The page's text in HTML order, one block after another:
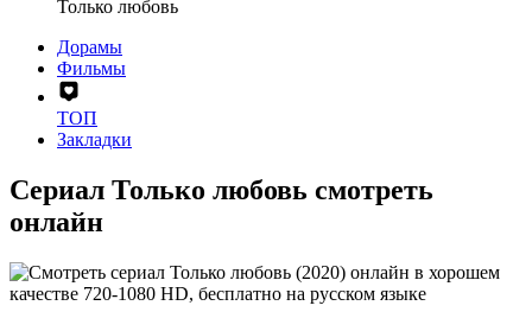
Только любовь
Дорамы
Фильмы
ТОП
Закладки
Сериал Только любовь смотреть
онлайн